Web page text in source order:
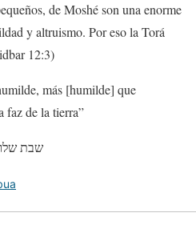
de Moshé son una enorme
y altruismo. Por eso la Torá
12:3)
más [humilde] que
faz de la tierra”
שבת